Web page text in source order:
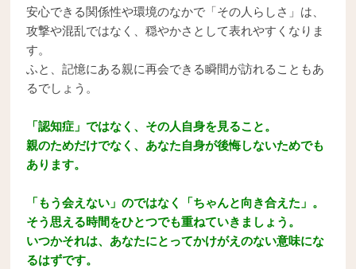
安心できる関係性や環境のなかで「その人らしさ」は、
攻撃や混乱ではなく、穏やかさとして表れやすくなりま
す。
ふと、記憶にある親に再会できる瞬間が訪れることもあ
るでしょう。
「認知症」ではなく、その人自身を見ること。
親のためだけでなく、あなた自身が後悔しないためでも
あります。
「もう会えない」のではなく「ちゃんと向き合えた」。
そう思える時間をひとつでも重ねていきましょう。
いつかそれは、あなたにとってかけがえのない意味にな
るはずです。